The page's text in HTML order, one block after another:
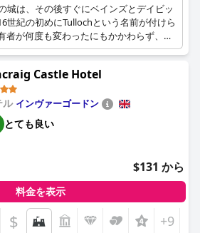
城は、その後すぐにベインズとデイビッ
世紀の初めにTullochという名前が付けら
者が何度も変わったにもかかわらず、そ
年代、ダンケルクからの避難の後、こ
その後、女性専用のホステルとして利
再び売却され、現在のようなホテルと会
Castle Hotel
ル インヴァーゴードン
とても良い
$131 から
料金を表示
$ +9